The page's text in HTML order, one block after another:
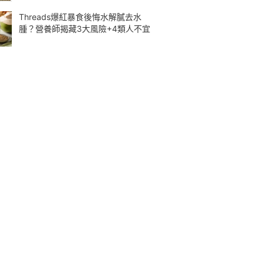
Threads爆紅暴食後悔水解膩去水
腫？營養師揭藏3大風險+4類人不宜